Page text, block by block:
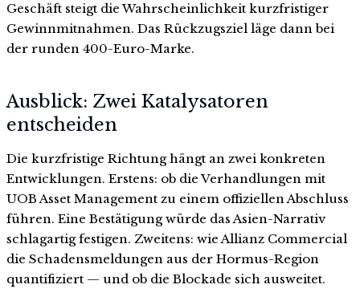
Geschäft steigt die Wahrscheinlichkeit kurzfristiger
Gewinnmitnahmen. Das Rückzugsziel läge dann bei
der runden 400-Euro-Marke.
Ausblick: Zwei Katalysatoren
entscheiden
Die kurzfristige Richtung hängt an zwei konkreten
Entwicklungen. Erstens: ob die Verhandlungen mit
UOB Asset Management zu einem offiziellen Abschluss
führen. Eine Bestätigung würde das Asien-Narrativ
schlagartig festigen. Zweitens: wie Allianz Commercial
die Schadensmeldungen aus der Hormus-Region
quantifiziert — und ob die Blockade sich ausweitet.